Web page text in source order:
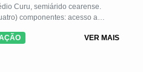
Curu, semiárido cearense.
componentes: acesso a
VER MAIS